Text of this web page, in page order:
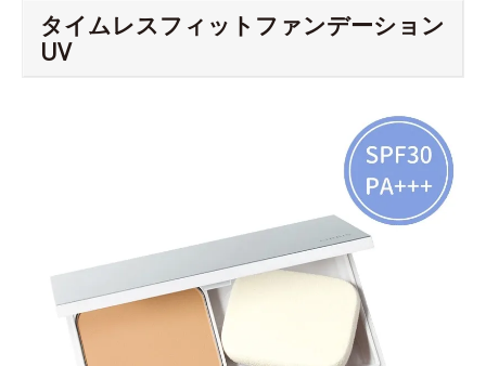
タイムレスフィットファンデーション
UV